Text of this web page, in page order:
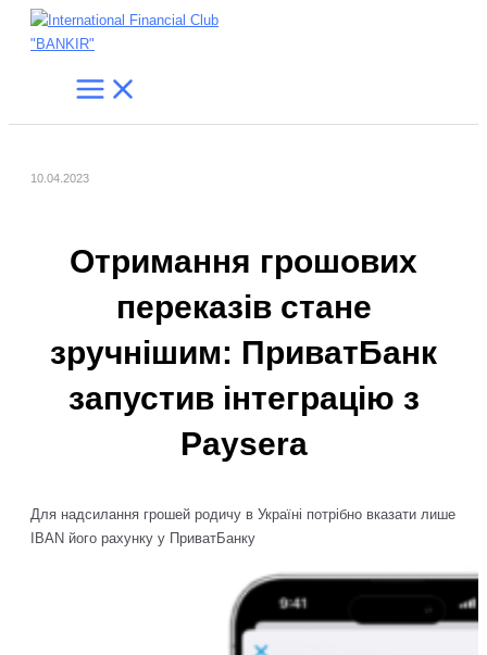
Перейти
Menu
10.04.2023
Отримання грошових
переказів стане
зручнішим: ПриватБанк
запустив інтеграцію з
Paysera
Для надсилання грошей родичу в Україні потрібно вказати лише
IBAN його рахунку у ПриватБанку
Навігація
Ш
у
т
: